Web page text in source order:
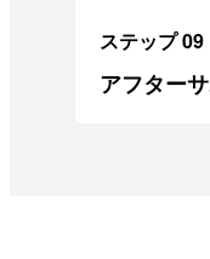
ステップ 09
アフター